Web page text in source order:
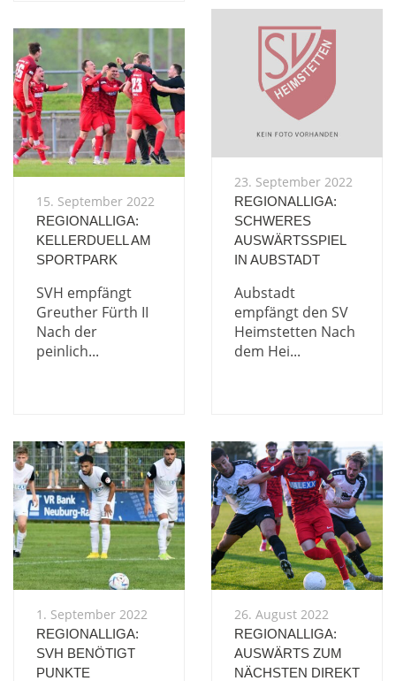
23. September 2022
REGIONALLIGA:
SCHWERES
AUSWÄRTSSPIEL
IN AUBSTADT
Aubstadt
empfängt den SV
Heimstetten Nach
dem Hei...
15. September 2022
REGIONALLIGA:
KELLERDUELL AM
SPORTPARK
SVH empfängt
Greuther Fürth II
Nach der
peinlich...
1. September 2022
REGIONALLIGA:
SVH BENÖTIGT
PUNKTE
26. August 2022
REGIONALLIGA:
AUSWÄRTS ZUM
NÄCHSTEN DIREKT